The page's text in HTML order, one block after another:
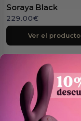
Soraya Black
229.00€
Ver el producto